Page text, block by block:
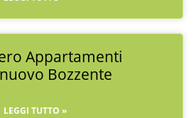
Appartamenti
Bozzente
LEGGI TUTTO »